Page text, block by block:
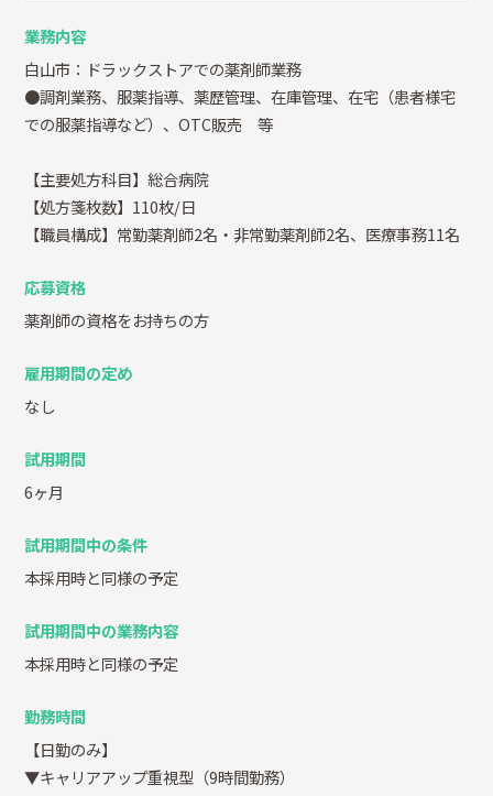
業務内容
白山市：ドラックストアでの薬剤師業務
●調剤業務、服薬指導、薬歴管理、在庫管理、在宅（患者様宅
での服薬指導など）、OTC販売 等
【主要処方科目】総合病院
【処方箋枚数】110枚/日
【職員構成】常勤薬剤師2名・非常勤薬剤師2名、医療事務11名
応募資格
薬剤師の資格をお持ちの方
雇用期間の定め
なし
試用期間
6ヶ月
試用期間中の条件
本採用時と同様の予定
試用期間中の業務内容
本採用時と同様の予定
勤務時間
【日勤のみ】
▼キャリアアップ重視型（9時間勤務）